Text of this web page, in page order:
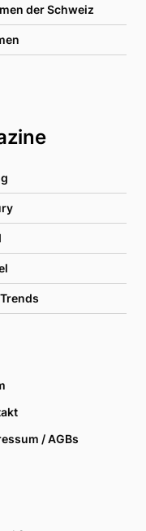
der Schweiz
/ AGBs